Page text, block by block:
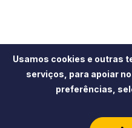
Usamos cookies e outras
serviços, para apoiar
preferências,